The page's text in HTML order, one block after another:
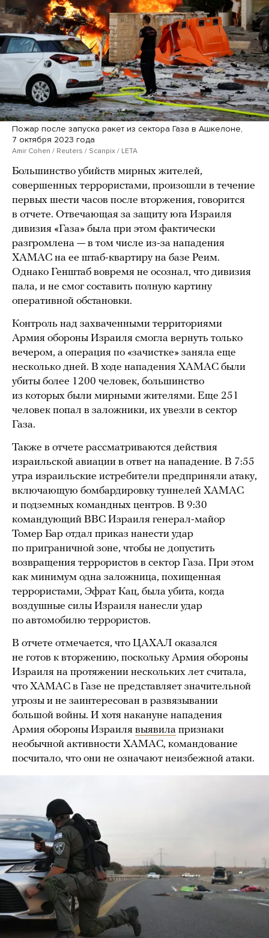
Пожар после запуска ракет из сектора Газа в Ашкелоне,
7 октября 2023 года
Amir Cohen / Reuters / Scanpix / LETA
Большинство убийств мирных жителей,
совершенных террористами, произошли в течение
первых шести часов после вторжения, говорится
в отчете. Отвечающая за защиту юга Израиля
дивизия «Газа» была при этом фактически
разгромлена — в том числе из-за нападения
ХАМАС на ее штаб-квартиру на базе Реим.
Однако Генштаб вовремя не осознал, что дивизия
пала, и не смог составить полную картину
оперативной обстановки.
Контроль над захваченными территориями
Армия обороны Израиля смогла вернуть только
вечером, а операция по «зачистке» заняла еще
несколько дней. В ходе нападения ХАМАС были
убиты более 1200 человек, большинство
из которых были мирными жителями. Еще 251
человек попал в заложники, их увезли в сектор
Газа.
Также в отчете рассматриваются действия
израильской авиации в ответ на нападение. В 7:55
утра израильские истребители предприняли атаку,
включающую бомбардировку туннелей ХАМАС
и подземных командных центров. В 9:30
командующий ВВС Израиля генерал-майор
Томер Бар отдал приказ нанести удар
по приграничной зоне, чтобы не допустить
возвращения террористов в сектор Газа. При этом
как минимум одна заложница, похищенная
террористами, Эфрат Кац, была убита, когда
воздушные силы Израиля нанесли удар
по автомобилю террористов.
В отчете отмечается, что ЦАХАЛ оказался
не готов к вторжению, поскольку Армия обороны
Израиля на протяжении нескольких лет считала,
что ХАМАС в Газе не представляет значительной
угрозы и не заинтересован в развязывании
большой войны. И хотя накануне нападения
Армия обороны Израиля выявила признаки
необычной активности ХАМАС, командование
посчитало, что они не означают неизбежной атаки.